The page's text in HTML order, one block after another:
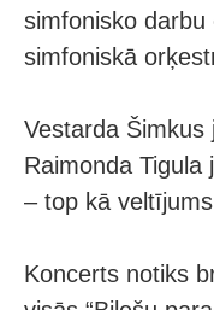
simfonisko darbu
simfoniskā
Vestarda Šimkus
Raimonda Tigula
– top kā
Koncerts notiks